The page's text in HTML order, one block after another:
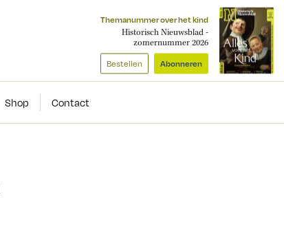
Themanummer over het kind
Historisch Nieuwsblad -
zomernummer 2026
Bestellen Abonneren
Shop Contact